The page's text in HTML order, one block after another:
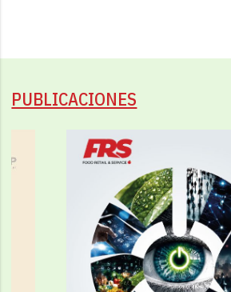
PUBLICACIONES